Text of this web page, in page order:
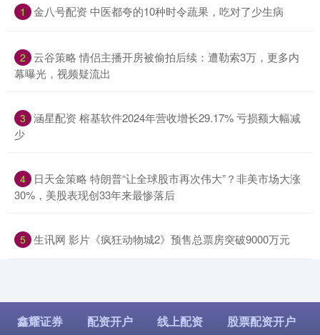
1 ​金八号配资 中医都夸的10种时令蔬果，吃对了少生病
2
​云谷策略 情侣主播开房被偷拍后续：遭勒索3万，更多内
幕曝光，视频疑流出
3 ​涵星配资 榕基软件2024年营收增长29.17% 亏损额大幅减
少
4
​日天金策略 特朗普“让全球股市再次伟大”？非美市场大涨
30%，美股表现创33年来最惨落后
5 ​生讯网 影片《疯狂动物城2》预售总票房突破9000万元
鑫耀证券 配资开户 线上配资 股票配资开户